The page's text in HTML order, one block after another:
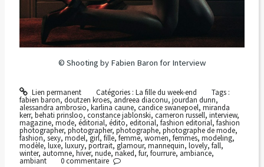
© Shooting by Fabien Baron for Interview
Lien permanent Catégories : La fille du week-end Tags :
fabien baron, doutzen kroes,andreea diaconu, jourdan dunn,
alessandra ambrosio, karlina caune, candice swanepoel, miranda
kerr, behati prinsloo, constance jablonski, cameron russell, interview,
magazine, mode, éditorial, édito, editorial, fashion editorial, fashion
photographer, photographer, photographe, photographe de mode,
fashion, sexy,model,girl, fille,femme, women, femmes, modeling,
modèle, luxe, luxury,portrait,glamour, mannequin, lovely, fall,
winter, automne, hiver, nude,naked, fur, fourrure, ambiance,
ambiant 0commentaire